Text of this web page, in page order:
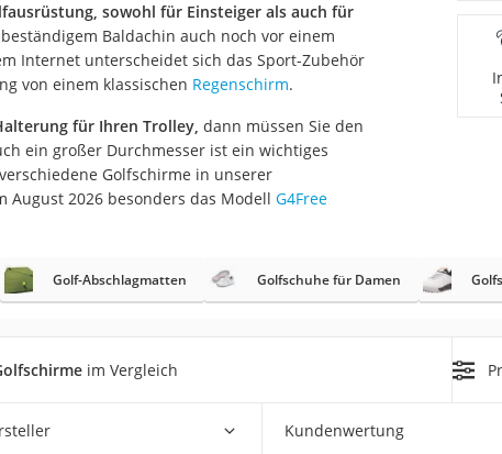
Koffer
Bike
Dreirad
Herren
mit Rollen
Koffer
Herren
sowohl für Einsteiger als auch für
Baldachin auch noch vor einem
Internet unterscheidet sich das Sport-Zubehör
von einem klassischen Regenschirm.
für Ihren Trolley, dann müssen Sie den
ein großer Durchmesser ist ein wichtiges
Golfschirme in unserer
2026 besonders das Modell G4Free
Golf-Abschlagmatten Golfschuhe für Damen
im Vergleich
Kundenwertung